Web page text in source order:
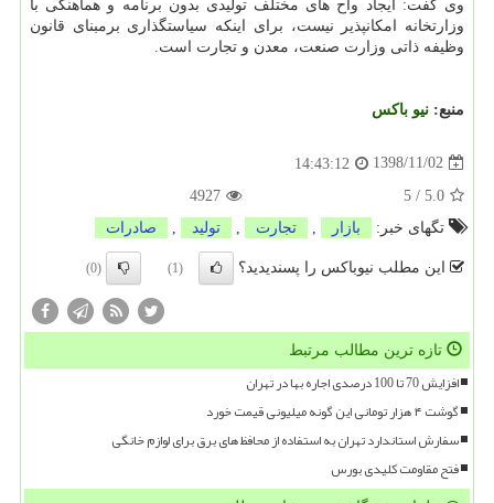
وی گفت: ایجاد واح های مختلف تولیدی بدون برنامه و هماهنگی با
وزارتخانه امكانپذیر نیست، برای اینكه سیاستگذاری برمبنای قانون
وظیفه ذاتی وزارت صنعت، معدن و تجارت است.
منبع: نیو باكس
1398/11/02
14:43:12
5.0
/
5
4927
تگهای خبر:
بازار تجارت تولید صادرات
این مطلب نیوباکس را پسندیدید؟ (1)
(0)
تازه ترین مطالب مرتبط
افزایش 70 تا 100 درصدی اجاره بها در تهران
گوشت ۴ هزار تومانی این گونه میلیونی قیمت خورد
سفارش استاندارد تهران به استفاده از محافظ های برق برای لوازم خانگی
فتح مقاومت کلیدی بورس